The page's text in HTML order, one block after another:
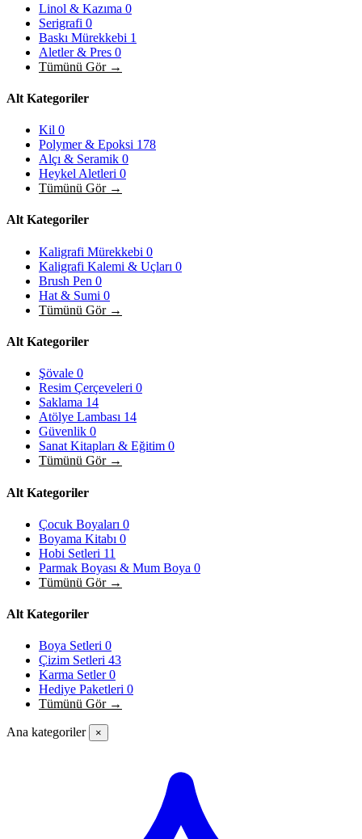
Linol & Kazıma 0
Serigrafi 0
Baskı Mürekkebi 1
Aletler & Pres 0
Tümünü Gör →
Alt Kategoriler
Kil 0
Polymer & Epoksi 178
Alçı & Seramik 0
Heykel Aletleri 0
Tümünü Gör →
Alt Kategoriler
Kaligrafi Mürekkebi 0
Kaligrafi Kalemi & Uçları 0
Brush Pen 0
Hat & Sumi 0
Tümünü Gör →
Alt Kategoriler
Şövale 0
Resim Çerçeveleri 0
Saklama 14
Atölye Lambası 14
Güvenlik 0
Sanat Kitapları & Eğitim 0
Tümünü Gör →
Alt Kategoriler
Çocuk Boyaları 0
Boyama Kitabı 0
Hobi Setleri 11
Parmak Boyası & Mum Boya 0
Tümünü Gör →
Alt Kategoriler
Boya Setleri 0
Çizim Setleri 43
Karma Setler0
Hediye Paketleri 0
Tümünü Gör →
Ana kategoriler ×